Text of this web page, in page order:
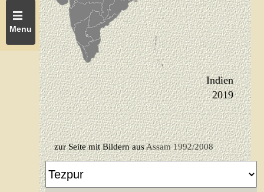
Menu
Indien
2019
zur Seite mit Bildern ausAssam 1992/2008